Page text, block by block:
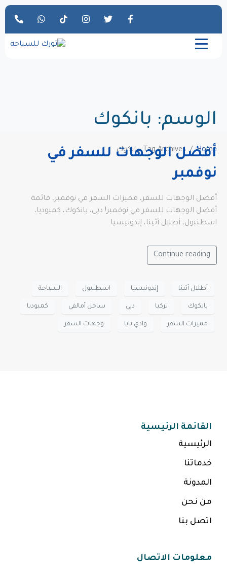
الوسم: بانكوك
Home Tag Archives: بانكوك
أفضل الوجهات للسفر في
نوفمبر
أفضل الوجهات للسفر، مميزات السفر في نوفمبر، قائمة
أفضل الوجهات للسفر في نوفمبر! دبي، بانكوك، كمبوديا،
اسطنبول، أطلال أثينا، إندونيسيا
Continue reading
أطلال أثينا إندونيسيا اسطنبول السياحة
بانكوك تركيا دبي ساحل أمالفي كمبوديا
مميزات السفر وادي نابا وجهات السفر
القائمة الرئيسية
الرئيسية
خدماتنا
المدونة
من نحن
اتصل بنا
معلومات الاتصال